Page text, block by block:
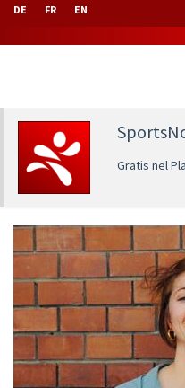
DE FR EN
Gratis nel